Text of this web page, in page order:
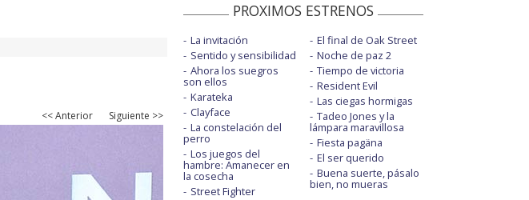
<< Anterior Siguiente >>
PROXIMOS ESTRENOS
La invitación
Sentido y sensibilidad
Ahora los suegros
son ellos
Karateka
Clayface
La constelación del
perro
Los juegos del
hambre: Amanecer en
la cosecha
Street Fighter
El final de Oak Street
Noche de paz 2
Tiempo de victoria
Resident Evil
Las ciegas hormigas
Tadeo Jones y la
lámpara maravillosa
Fiesta pagäna
El ser querido
Buena suerte, pásalo
bien, no mueras